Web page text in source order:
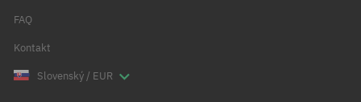
FAQ
Kontakt
Slovenský / EUR